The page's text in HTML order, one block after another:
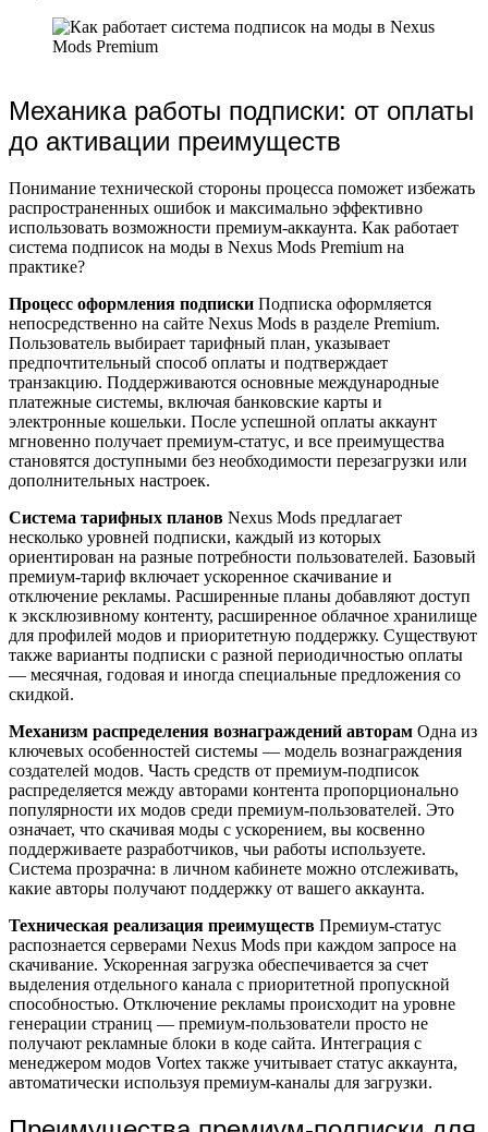
Механика работы подписки: от оплаты
до активации преимуществ
Понимание технической стороны процесса поможет избежать
распространенных ошибок и максимально эффективно
использовать возможности премиум-аккаунта. Как работает
система подписок на моды в Nexus Mods Premium на
практике?
Процесс оформления подписки Подписка оформляется
непосредственно на сайте Nexus Mods в разделе Premium.
Пользователь выбирает тарифный план, указывает
предпочтительный способ оплаты и подтверждает
транзакцию. Поддерживаются основные международные
платежные системы, включая банковские карты и
электронные кошельки. После успешной оплаты аккаунт
мгновенно получает премиум-статус, и все преимущества
становятся доступными без необходимости перезагрузки или
дополнительных настроек.
Система тарифных планов Nexus Mods предлагает
несколько уровней подписки, каждый из которых
ориентирован на разные потребности пользователей. Базовый
премиум-тариф включает ускоренное скачивание и
отключение рекламы. Расширенные планы добавляют доступ
к эксклюзивному контенту, расширенное облачное хранилище
для профилей модов и приоритетную поддержку. Существуют
также варианты подписки с разной периодичностью оплаты
— месячная, годовая и иногда специальные предложения со
скидкой.
Механизм распределения вознаграждений авторам Одна из
ключевых особенностей системы — модель вознаграждения
создателей модов. Часть средств от премиум-подписок
распределяется между авторами контента пропорционально
популярности их модов среди премиум-пользователей. Это
означает, что скачивая моды с ускорением, вы косвенно
поддерживаете разработчиков, чьи работы используете.
Система прозрачна: в личном кабинете можно отслеживать,
какие авторы получают поддержку от вашего аккаунта.
Техническая реализация преимуществ Премиум-статус
распознается серверами Nexus Mods при каждом запросе на
скачивание. Ускоренная загрузка обеспечивается за счет
выделения отдельного канала с приоритетной пропускной
способностью. Отключение рекламы происходит на уровне
генерации страниц — премиум-пользователи просто не
получают рекламные блоки в коде сайта. Интеграция с
менеджером модов Vortex также учитывает статус аккаунта,
автоматически используя премиум-каналы для загрузки.